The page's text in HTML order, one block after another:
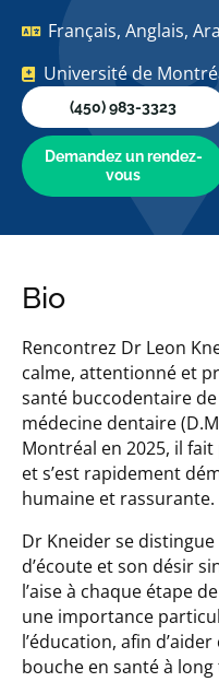
Français, Anglais,
Université de
(450) 983-3323
Demandez un rendez-
vous
Bio
Rencontrez Dr Leon
calme, attentionné et
santé buccodentaire
médecine dentaire
Montréal en 2025, il
et s’est rapidement
humaine et rassurante.
Dr Kneider se
d’écoute et son désir
l’aise à chaque étape
une importance
l’éducation, afin
bouche en santé à